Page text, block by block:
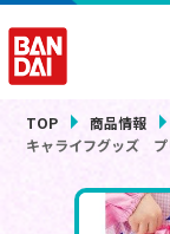
TOP
商品情報
キャライフグッズ